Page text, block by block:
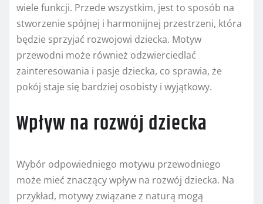
wiele funkcji. Przede wszystkim, jest to sposób na
stworzenie spójnej i harmonijnej przestrzeni, która
będzie sprzyjać rozwojowi dziecka. Motyw
przewodni może również odzwierciedlać
zainteresowania i pasje dziecka, co sprawia, że
pokój staje się bardziej osobisty i wyjątkowy.
Wpływ na rozwój dziecka
Wybór odpowiedniego motywu przewodniego
może mieć znaczący wpływ na rozwój dziecka. Na
przykład, motywy związane z naturą mogą